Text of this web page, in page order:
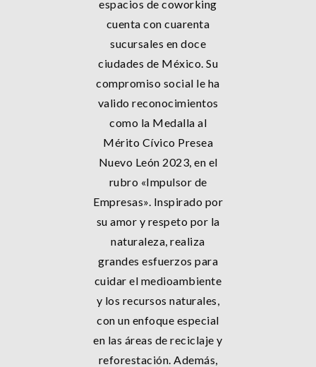
espacios de coworking
cuenta con cuarenta
sucursales en doce
ciudades de México. Su
compromiso social le ha
valido reconocimientos
como la Medalla al
Mérito Cívico Presea
Nuevo León 2023, en el
rubro «Impulsor de
Empresas». Inspirado por
su amor y respeto por la
naturaleza, realiza
grandes esfuerzos para
cuidar el medioambiente
y los recursos naturales,
con un enfoque especial
en las áreas de reciclaje y
reforestación. Además,